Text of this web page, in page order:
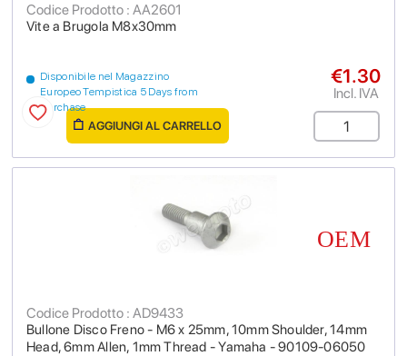
Vite a Brugola M8x30mm
Codice Prodotto : AA2601
Disponibile nel Magazzino
Europeo Tempistica 5 Days from
purchase
€1.30
Incl. IVA
AGGIUNGI AL CARRELLO
Bullone Disco Freno - M6 x 25mm, 10mm Shoulder, 14mm
Head, 6mm Allen, 1mm Thread - Yamaha - 90109-06050
Codice Prodotto : AD9433